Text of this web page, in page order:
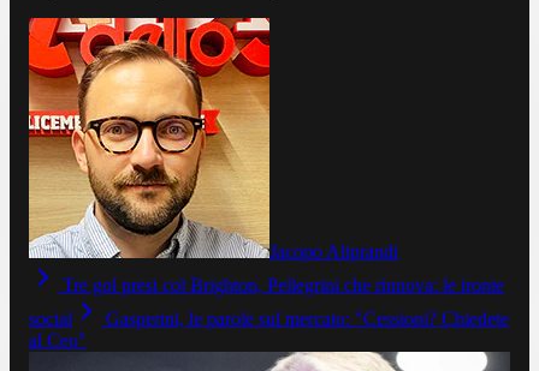
Jacopo Aliprandi
Tre gol presi col Brighton, Pellegrini che rinnova: le ironie
social
Gasperini, le parole sul mercato: "Cessioni? Chiedete
al Ceo"